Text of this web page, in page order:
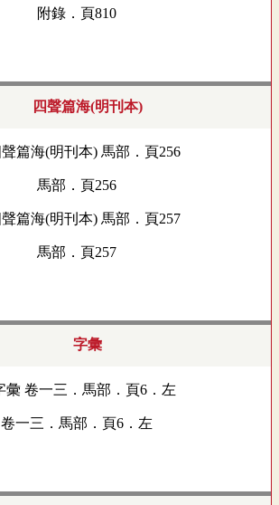
附錄．頁810
四聲篇海(明刊本)
馬部．頁256
馬部．頁257
字彙
卷一三．馬部．頁6．左